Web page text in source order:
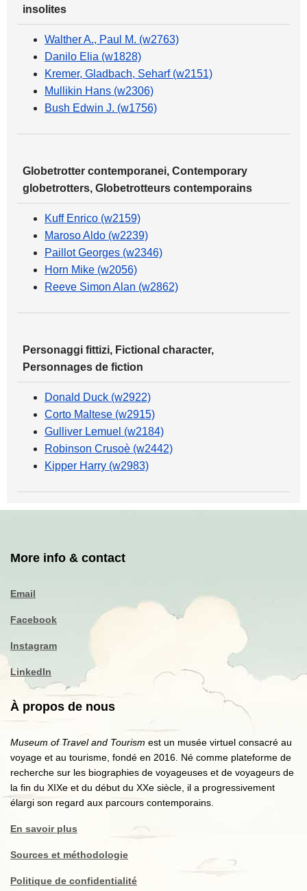
insolites
Walther A., Paul M. (w2763)
Danilo Elia (w1828)
Kremer, Gladbach, Seharf (w2151)
Mullikin Hans (w2306)
Bush Edwin J. (w1756)
Globetrotter contemporanei, Contemporary
globetrotters, Globetrotteurs contemporains
Kuff Enrico (w2159)
Maroso Aldo (w2239)
Paillot Georges (w2346)
Horn Mike (w2056)
Reeve Simon Alan (w2862)
Personaggi fittizi, Fictional character,
Personnages de fiction
Donald Duck (w2922)
Corto Maltese (w2915)
Gulliver Lemuel (w2184)
Robinson Crusoè (w2442)
Kipper Harry (w2983)
More info & contact
Email
Facebook
Instagram
LinkedIn
À propos de nous
Museum of Travel and Tourism est un musée virtuel consacré au
voyage et au tourisme, fondé en 2016. Né comme plateforme de
recherche sur les biographies de voyageuses et de voyageurs de
la fin du XIXe et du début du XXe siècle, il a progressivement
élargi son regard aux parcours contemporains.
En savoir plus
Sources et méthodologie
Politique de confidentialité